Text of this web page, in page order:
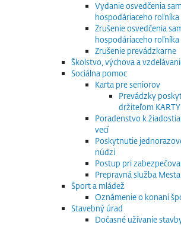
Vydanie osvedčenia
hospodáriaceho roľníka
Zrušenie osvedčenia
hospodáriaceho roľníka
Zrušenie prevádzkarne
Školstvo, výchova a
Sociálna pomoc
Karta pre seniorov
Prevádzky
držiteľom
Poradenstvo k
vecí
Poskytnutie
núdzi
Postup pri
Prepravná služba
Šport a mládež
Oznámenie o konaní
Stavebný úrad
Dočasné užívanie